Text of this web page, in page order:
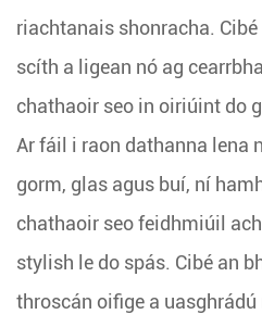
riachtanais shonracha.
scíth a ligean nó ag
chathaoir seo in oiriúint do
Ar fáil i raon dathanna lena
gorm, glas agus buí, ní
chathaoir seo feidhmiúil
stylish le do spás. Cibé an
throscán oifige a uasghrádú